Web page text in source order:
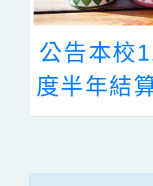
公告本校
度半年結
表